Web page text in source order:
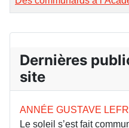
Dernières
site
ANNÉE GUSTAVE
Le soleil s’est fait